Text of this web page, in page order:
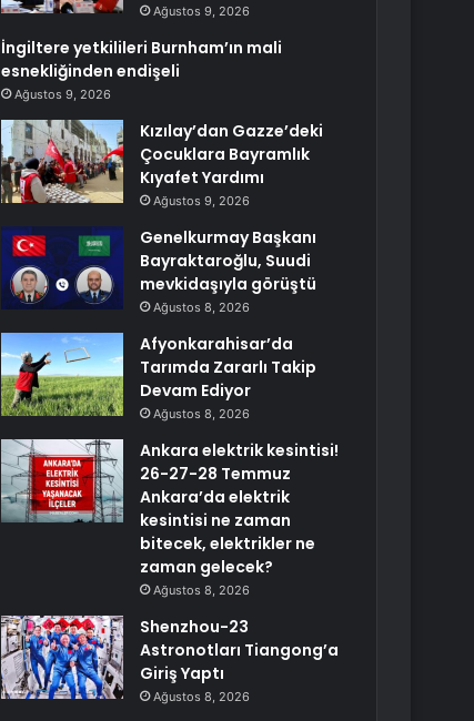
Ağustos 9, 2026
İngiltere yetkilileri Burnham’ın mali
esnekliğinden endişeli
Ağustos 9, 2026
Kızılay’dan Gazze’deki
Çocuklara Bayramlık
Kıyafet Yardımı
Ağustos 9, 2026
Genelkurmay Başkanı
Bayraktaroğlu, Suudi
mevkidaşıyla görüştü
Ağustos 8, 2026
Afyonkarahisar’da
Tarımda Zararlı Takip
Devam Ediyor
Ağustos 8, 2026
Ankara elektrik kesintisi!
26-27-28 Temmuz
Ankara’da elektrik
kesintisi ne zaman
bitecek, elektrikler ne
zaman gelecek?
Ağustos 8, 2026
Shenzhou-23
Astronotları Tiangong’a
Giriş Yaptı
Ağustos 8, 2026